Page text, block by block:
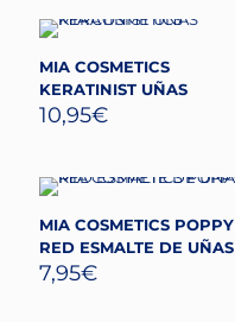
MIA COSMETICS
KERATINIST UÑAS
10,95€
MIA COSMETICS POPPY
RED ESMALTE DE UÑAS
7,95€